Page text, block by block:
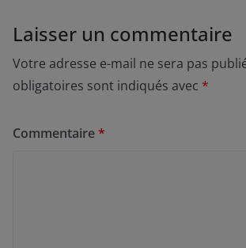
Laisser un commentaire
Votre adresse e-mail ne sera pas
obligatoires sont indiqués avec *
Commentaire*